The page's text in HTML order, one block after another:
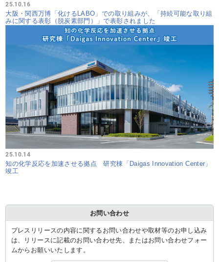
25.10.16
大阪・関西万博「化けるLABO」での取り組みが、「持続可能な取り組
みに関する表彰（脱炭素部門）」で表彰されました
25.10.14
知の化学反応を加速させる拠点 研究棟「Daigas Innovation Center」
竣工
お問い合わせ
プレスリリースの内容に関するお問い合わせや取材等のお申し込み
は、リリースに記載のお問い合わせ先、またはお問い合わせフォー
ムからお願いいたします。